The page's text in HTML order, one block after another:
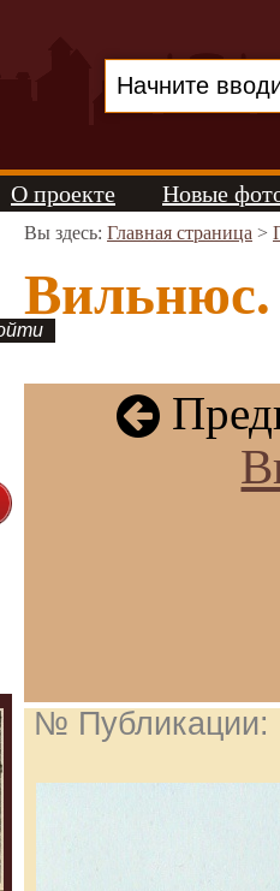
О проекте Новые
Вы здесь: Главная страница >
Вильнюс.
№ Публикации: